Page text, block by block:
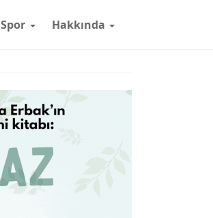
Spor Hakkında